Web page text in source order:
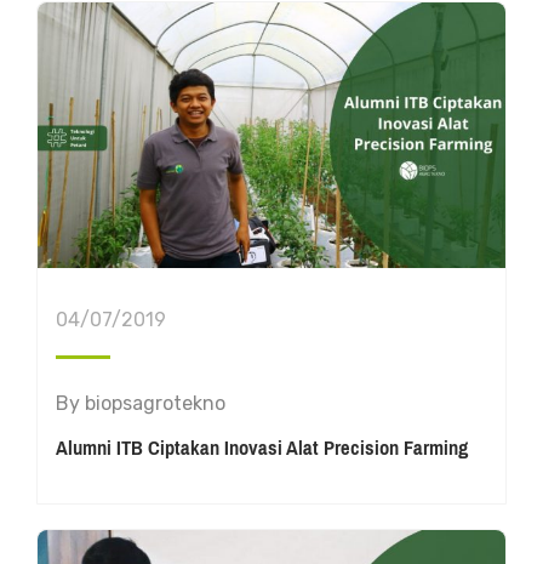
04/07/2019
By biopsagrotekno
Alumni ITB Ciptakan Inovasi Alat Precision Farming